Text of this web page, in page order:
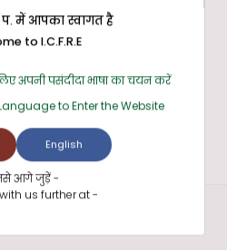
प. में आपका स्वागत है
to I.C.F.R.E
अपनी पसंदीदा भाषा का चयन करें
to Enter the Website
English
आगे जुड़ें -
us further at -